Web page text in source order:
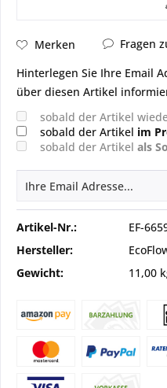
Merken
Fragen
Hinterlegen Sie Ihre Email
über diesen Artikel
sobald der Artikel
sobald der Artikel im
sobald der Artikel als
Artikel-Nr.:
EF-
Hersteller:
Gewicht:
11,00